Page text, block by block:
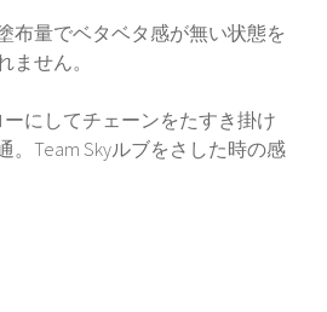
布量でベタベタ感が無い状態を
ません。
ーにしてチェーンをたすき掛け
。Team Skyルブをさした時の感